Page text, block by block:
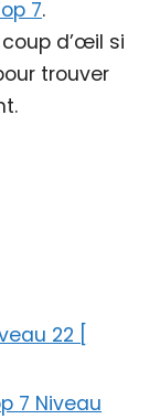
7.
d’œil si
trouver
22 [
7 Niveau